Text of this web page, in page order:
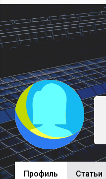
Профиль Cтатьи